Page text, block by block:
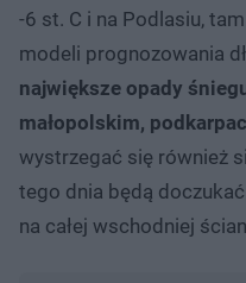
-6 st. C i na Podlasiu,
modeli prognozowania
największe opady
małopolskim,
wystrzegać się również
tego dnia będą
na całej wschodniej